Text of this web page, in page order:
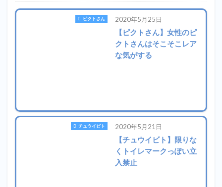
おもしろ看板
オジギビト
チュウイビト
くそきゃら
トイレマーク
ピクトさん
単管バリケード
ピクトさん 2020年5月25日
【ピクトさん】女性のピ
クトさんはそこそこレア
な気がする
チュウイビト 2020年5月21日
【チュウイビト】限りな
くトイレマークっぽい立
入禁止